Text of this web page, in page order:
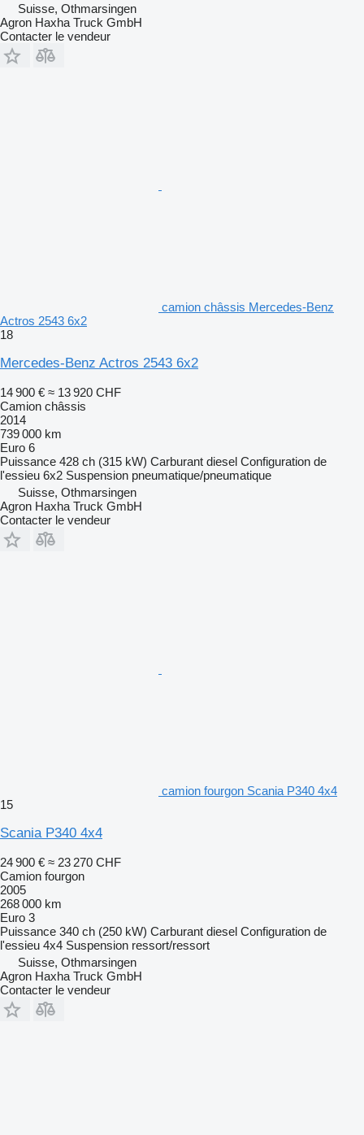
Suisse, Othmarsingen
Agron Haxha Truck GmbH
Contacter le vendeur
camion châssis Mercedes-Benz
Actros 2543 6x2
18
Mercedes-Benz Actros 2543 6x2
14 900 € ≈ 13 920 CHF
Camion châssis
2014
739 000 km
Euro 6
Puissance 428 ch (315 kW) Carburant diesel Configuration de
l'essieu 6x2 Suspension pneumatique/pneumatique
Suisse, Othmarsingen
Agron Haxha Truck GmbH
Contacter le vendeur
camion fourgon Scania P340 4x4
15
Scania P340 4x4
24 900 € ≈ 23 270 CHF
Camion fourgon
2005
268 000 km
Euro 3
Puissance 340 ch (250 kW) Carburant diesel Configuration de
l'essieu 4x4 Suspension ressort/ressort
Suisse, Othmarsingen
Agron Haxha Truck GmbH
Contacter le vendeur